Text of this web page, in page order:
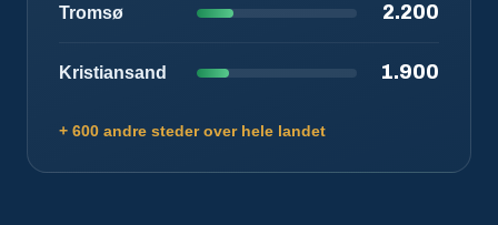
Tromsø 2.200
Kristiansand 1.900
+ 600 andre steder over hele landet